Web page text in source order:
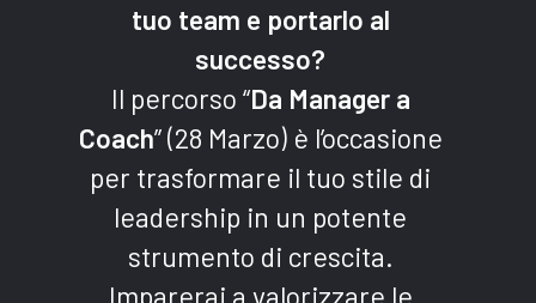
tuo team e portarlo al
successo?
Il percorso “Da Manager a
Coach” (28 Marzo) è l’occasione
per trasformare il tuo stile di
leadership in un potente
strumento di crescita.
Imparerai a valorizzare le